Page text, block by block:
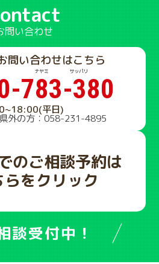
問い合わせ
問い合わせはこちら
783-380
平日)
外の方：058-231-4895
のご相談予約は
らをクリック
談受付中！